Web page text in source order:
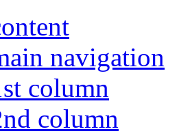
navigation
column
column